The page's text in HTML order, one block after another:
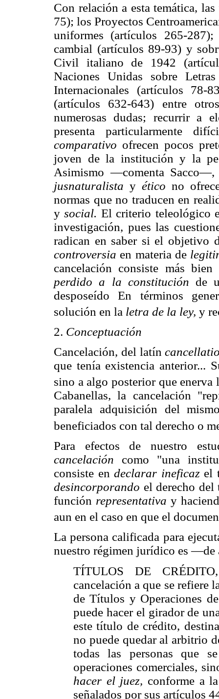
Con relación a esta temática,
75); los Proyectos
uniformes (artículos 265-
cambial (artículos 89-93) y
Civil italiano de 1942
Naciones Unidas sobre
Internacionales (artículos 78-
(artículos 632-643) entre
numerosas dudas; recurrir a
presenta particularmente
comparativo ofrecen pocos
joven de la institución y la
Asimismo —comenta
jusnaturalista y ético no
normas que no traducen en
ysocial. El criterio teleológico
investigación, pues las
radican en saber si el objetivo
controversia en materia de
cancelación consiste más
perdido a la constitución de
desposeído En términos
solución en la letra de la ley, y
2. Conceptuación
Cancelación, del latín
que tenía existencia anterior...
sino a algo posterior que
Cabanellas, la cancelación
paralela adquisición del
beneficiados con tal derecho o
Para efectos de nuestro
cancelación como "una
consiste endeclarar ineficazel
desincorporando el derecho
función representativa y
aun en el caso en que el
La persona calificada para
nuestro régimen jurídico es
TÍTULOS DE
cancelación a que se
de Títulos y Operaciones
puede hacer el girador de
este título de crédito,
no puede quedar al arbitrio
todas las personas que
operaciones comerciales,
hacer el juez, conforme a
señalados por sus artículos